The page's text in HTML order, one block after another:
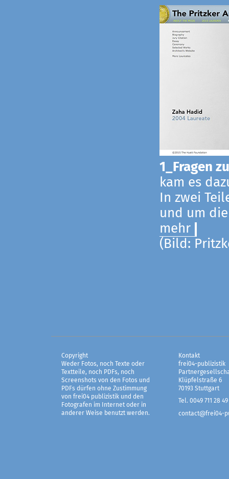
1_Fragen
kam es
In zwei
und um
mehr
(Bild:
Copyright
Weder Fotos, noch Texte oder
Textteile, noch PDFs, noch
Screenshots von den Fotos und
PDFs dürfen ohne Zustimmung
von frei04 publizistik und den
Fotografen im Internet oder in
anderer Weise benutzt werden.
Kontakt
frei04-publizistik
Klüpfelstraße 6
70193 Stuttgart
Tel. 0049 711 28 49
contact@frei04-